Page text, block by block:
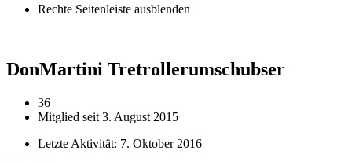
Rechte Seitenleiste ausblenden
DonMartini Tretrollerumschubser
36
Mitglied seit 3. August 2015
Letzte Aktivität: 7. Oktober 2016